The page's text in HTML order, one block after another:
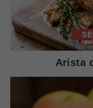
Arista